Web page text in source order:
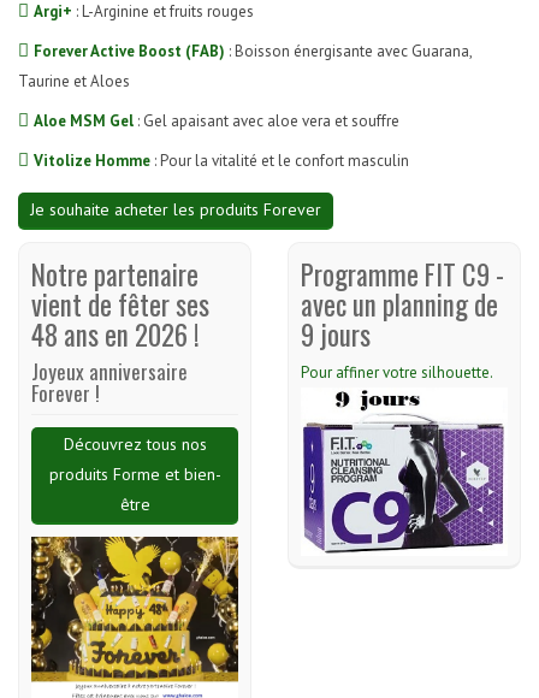
Argi+ : L-Arginine et fruits rouges
Forever Active Boost (FAB) : Boisson énergisante avec Guarana,
Taurine et Aloes
Aloe MSM Gel : Gel apaisant avec aloe vera et souffre
Vitolize Homme : Pour la vitalité et le confort masculin
Je souhaite acheter les produits Forever
Notre partenaire
vient de fêter ses
48 ans en 2026 !
Joyeux anniversaire
Forever !
Découvrez tous nos
produits Forme et bien-
être
Programme FIT C9 -
avec un planning de
9 jours
Pour affiner votre silhouette.